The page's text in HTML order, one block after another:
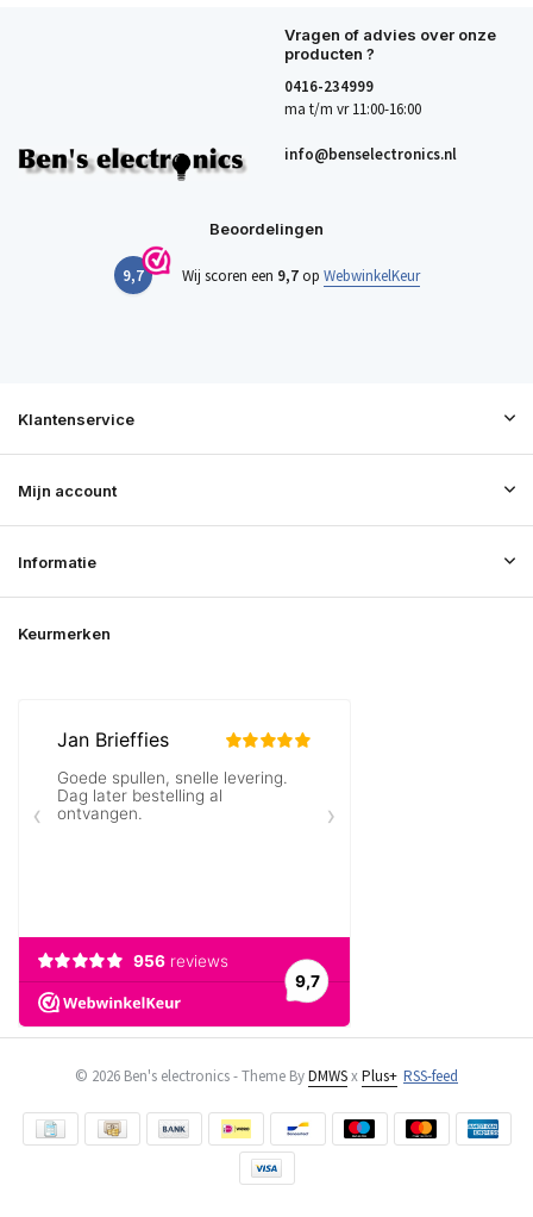
Vragen of advies over onze
producten ?
0416-234999
ma t/m vr 11:00-16:00
info@benselectronics.nl
Beoordelingen
9,7 Wij scoren een 9,7op WebwinkelKeur
Klantenservice
Mijn account
Informatie
Keurmerken
© 2026 Ben's electronics - Theme ByDMWSxPlus+ RSS-feed